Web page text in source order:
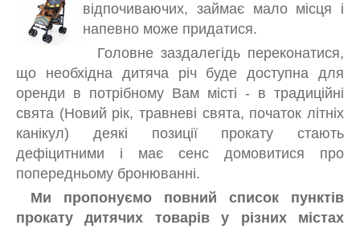
відпочиваючих, займає мало місця і
напевно може придатися.
Головне заздалегідь переконатися,
що необхідна дитяча річ буде доступна для
оренди в потрібному Вам місті - в традиційні
свята (Новий рік, травневі свята, початок літніх
канікул) деякі позиції прокату стають
дефіцитними і має сенс домовитися про
попередньому бронюванні.
Ми пропонуємо повний список пунктів
прокату дитячих товарів у різних містах